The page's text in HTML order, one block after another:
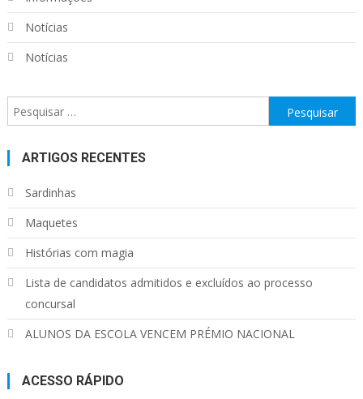
Notícias
Notícias
Pesquisar
por:
ARTIGOS RECENTES
Sardinhas
Maquetes
Histórias com magia
Lista de candidatos admitidos e excluídos ao processo
concursal
ALUNOS DA ESCOLA VENCEM PRÉMIO NACIONAL
ACESSO RÁPIDO